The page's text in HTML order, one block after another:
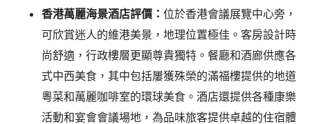
香港萬麗海景酒店評價： 位於香港會議展覽中心旁，
可欣賞迷人的維港美景，地理位置極佳。客房設計時
尚舒適，行政樓層更顯尊貴獨特。餐廳和酒廊供應各
式中西美食，其中包括屢獲殊榮的滿福樓提供的地道
粵菜和萬麗咖啡室的環球美食。酒店還提供各種康樂
活動和宴會會議場地，為品味旅客提供卓越的住宿體